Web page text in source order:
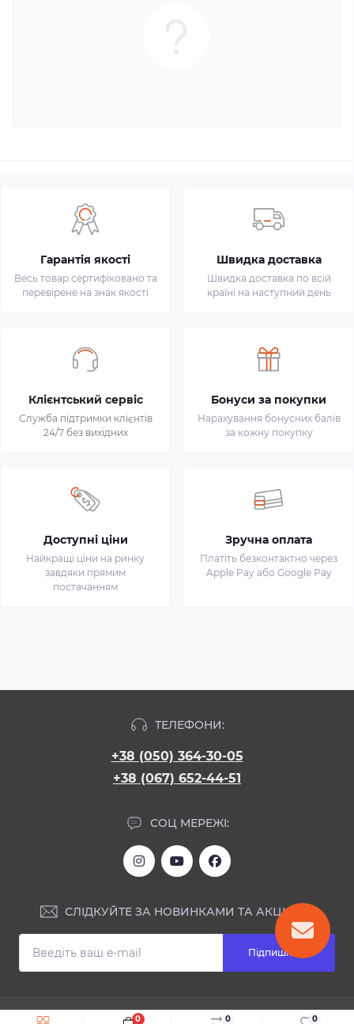
0 0
0
Гарантія якості
Весь товар сертифіковано та
перевірене на знак якості
Швидка доставка
Швидка доставка по всій
країні на наступний день
Клієнтський сервіс
Служба підтримки клієнтів
24/7 без вихідних
Бонуси за покупки
Нарахування бонусних балів
за кожну покупку
Доступні ціни
Найкращі ціни на ринку
завдяки прямим
постачанням
Зручна оплата
Платіть безконтактно через
Apple Pay або Google Pay
ТЕЛЕФОНИ:
+38 (050) 364-30-05
+38 (067) 652-44-51
СОЦ МЕРЕЖІ:
СЛІДКУЙТЕ ЗА НОВИНКАМИ ТА АКЦІЯМИ:
Підпишіться
ІНФОРМАЦІЯ